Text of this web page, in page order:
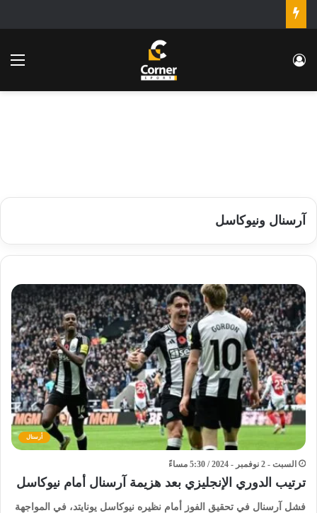
تسجيل الدخول
آرسنال ونيوكاسل
أرسنال
السبت - 2 نوفمبر - 2024 / 5:30 مساءً
ترتيب الدوري الإنجليزي بعد هزيمة آرسنال أمام نيوكاسل
فشل آرسنال في تحقيق الفوز أمام نظيره نيوكاسل يونايتد، في المواجهة